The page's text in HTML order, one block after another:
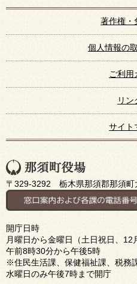
著作権・
個人情報の
ご利用
リン
サイト
〒329-3292 栃木県那須郡那須町
開庁日時
月曜日から金曜日（土日祝日、12
午前8時30分から午後5時
※住民生活課、保健福祉課、税務
水曜日のみ午後7時まで開庁